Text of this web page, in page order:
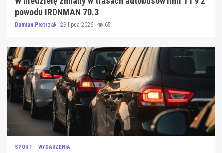
powodu IRONMAN 70.3
Damian Pietrzak 29 lipca 2026 65
SPORT WYDARZENIA